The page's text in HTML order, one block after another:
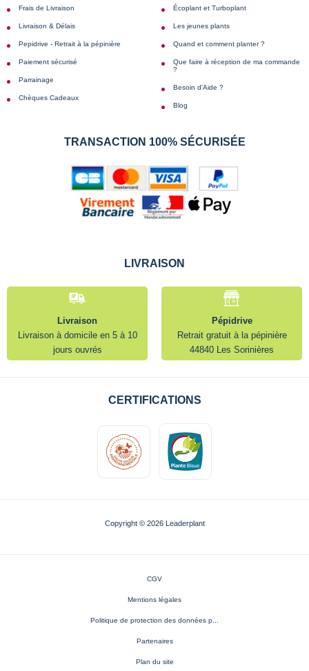
Frais de Livraison
Livraison & Délais
Pepidrive - Retrait à la pépinière
Paiement sécurisé
Parrainage
Chèques Cadeaux
Écoplant et Turboplant
Les jeunes plants
Quand et comment planter ?
Que faire à réception de ma commande
?
Besoin d'Aide ?
Blog
TRANSACTION 100% SÉCURISÉE
LIVRAISON
Livraison
Livraison à domicile en 5 à 10
jours ouvrés
Pépidrive
Retrait gratuit à la pépinière
44840 Les Sorinières
CERTIFICATIONS
Copyright © 2026 Leaderplant
CGV
Mentions légales
Politique de protection des données p...
Partenaires
Plan du site